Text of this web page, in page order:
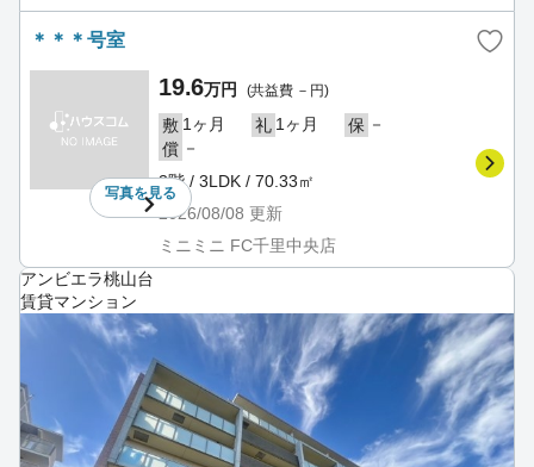
＊＊＊号室
写真を見る
19.6万円 (共益費 －円)
敷 1ヶ月 礼 1ヶ月 保 －
償 －
3階 / 3LDK / 70.33㎡
2026/08/08 更新
ミニミニ FC千里中央店
アンビエラ桃山台
賃貸マンション